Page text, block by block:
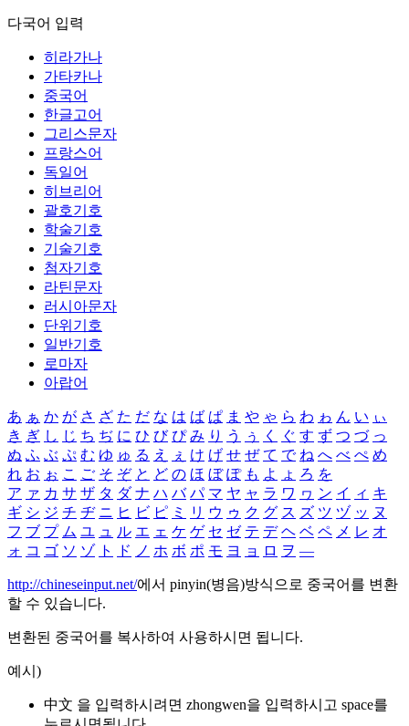
다국어 입력
히라가나
가타카나
중국어
한글고어
그리스문자
프랑스어
독일어
히브리어
괄호기호
학술기호
기술기호
첨자기호
라틴문자
러시아문자
단위기호
일반기호
로마자
아랍어
あ ぁ か が さ ざ た だ な は ば ぱ ま や ゃ ら わ ゎ ん い ぃ
き ぎ し じ ち ぢ に ひ び ぴ み り う ぅ く ぐ す ず つ づ っ
ぬ ふ ぶ ぷ む ゆ ゅ る え ぇ け げ せ ぜ て で ね へ べ ぺ め
れ お ぉ こ ご そ ぞ と ど の ほ ぼ ぽ も よ ょ ろ を
ア ァ カ サ ザ タ ダ ナ ハ バ パ マ ヤ ャ ラ ワ ヮ ン イ ィ キ
ギ シ ジ チ ヂ ニ ヒ ビ ピ ミ リ ウ ゥ ク グ ス ズ ツ ヅ ッ ヌ
フ ブ プ ム ユ ュ ル エ ェ ケ ゲ セ ゼ テ デ ヘ ベ ペ メ レ オ
ォ コ ゴ ソ ゾ ト ド ノ ホ ボ ポ モ ヨ ョ ロ ヲ ―
http://chineseinput.net/에서 pinyin(병음)방식으로 중국어를 변환
할 수 있습니다.
변환된 중국어를 복사하여 사용하시면 됩니다.
예시)
中文 을 입력하시려면 zhongwen을 입력하시고 space를